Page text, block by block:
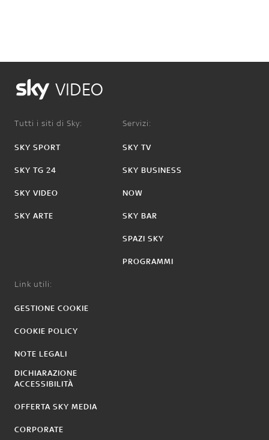
VIDEO
Tutti i siti di Sky:
SKY SPORT
SKY TG 24
SKY VIDEO
SKY ARTE
Servizi:
SKY TV
SKY BUSINESS
NOW
SKY BAR
SPAZI SKY
PROGRAMMI
Link utili:
GESTIONE COOKIE
COOKIE POLICY
NOTE LEGALI
DICHIARAZIONE
ACCESSIBILITÀ
OFFERTA SKY MEDIA
CORPORATE